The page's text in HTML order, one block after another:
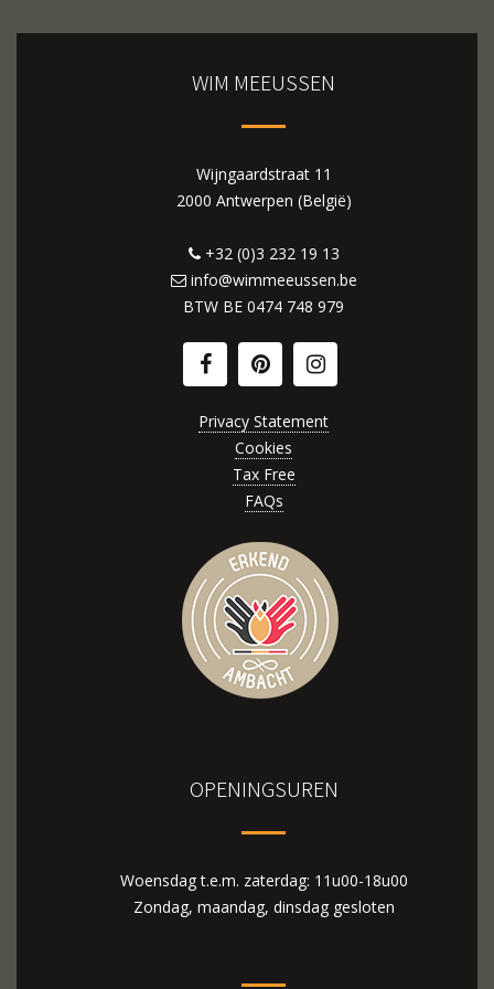
WIM MEEUSSEN
Wijngaardstraat 11
2000 Antwerpen (België)
+32 (0)3 232 19 13
info@wimmeeussen.be
BTW BE 0474 748 979
Privacy Statement
Cookies
Tax Free
FAQs
OPENINGSUREN
Woensdag t.e.m. zaterdag: 11u00-18u00
Zondag, maandag, dinsdag gesloten